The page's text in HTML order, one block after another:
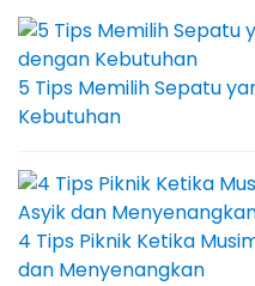
5 Tips Memilih Sepatu
Kebutuhan
4 Tips Piknik Ketika
dan Menyenangkan